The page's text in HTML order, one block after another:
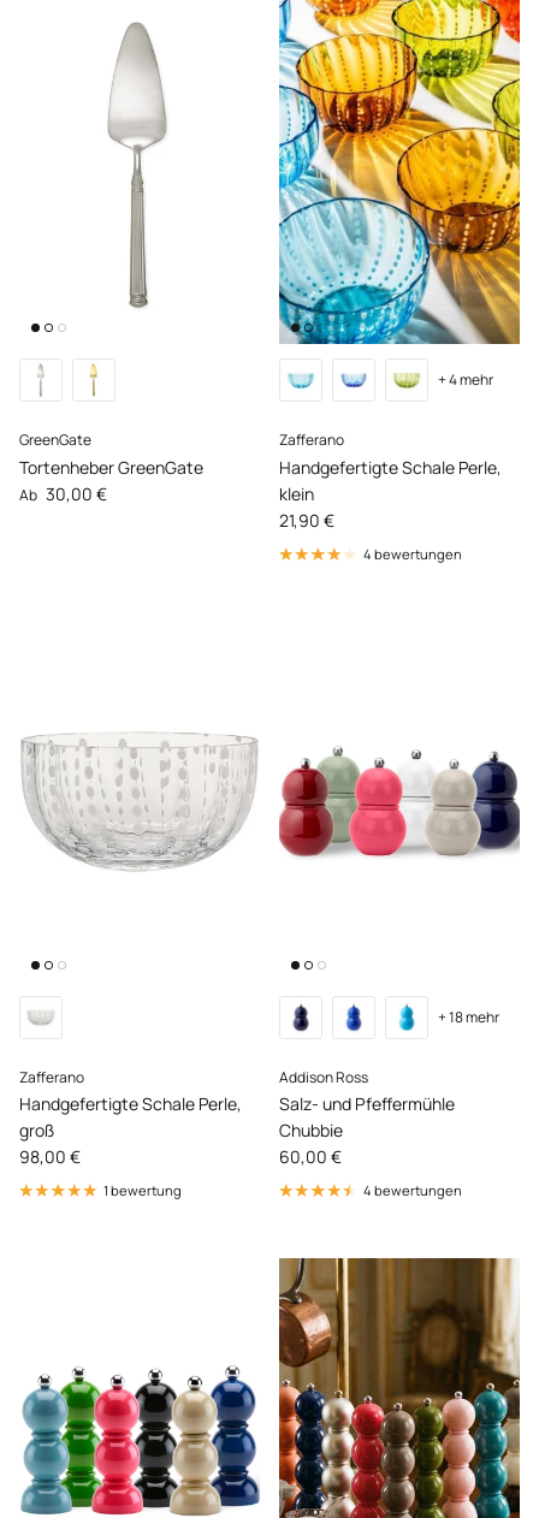
GreenGate
Tortenheber GreenGate
Normaler Preis
Ab 30,00 €
Zafferano
Handgefertigte Schale Perle,
klein
Normaler Preis
21,90 €
+ 4 mehr
4 bewertungen
Zafferano
Handgefertigte Schale Perle,
groß
Normaler Preis
98,00 €
1 bewertung
Addison Ross
Salz- und Pfeffermühle
Chubbie
Normaler Preis
60,00 €
+ 18 mehr
4 bewertungen